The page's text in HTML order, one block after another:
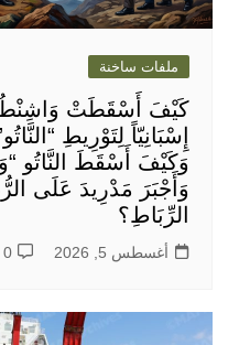
ملفات ساخنة
كَيْفَ أَسْقَطَتْ
إِسْبَانِيّاً لِتَوْرِيطِ
وَكَيْفَ أَسْقَطَ النَّاتُو
وَأَجْبَرَ مَدْرِيدَ عَلَى
الرِّبَاطِ؟
أغسطس 5, 2026 0